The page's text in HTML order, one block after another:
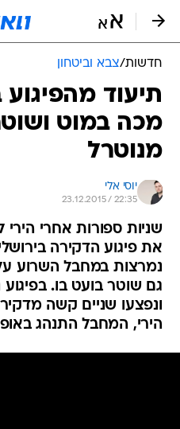
חדשות/צבא וביטחון
תיעוד
מכה במוט
מנוטרל
יוסי אלי
23.12.2015 / 22:35
שניות ספורות אחרי
את פיגוע הדקירה
נמרצות במחבל השרוע
גם שוטר בועט בו.
ונפצעו שניים קשה
הירי, המחבל התנהג